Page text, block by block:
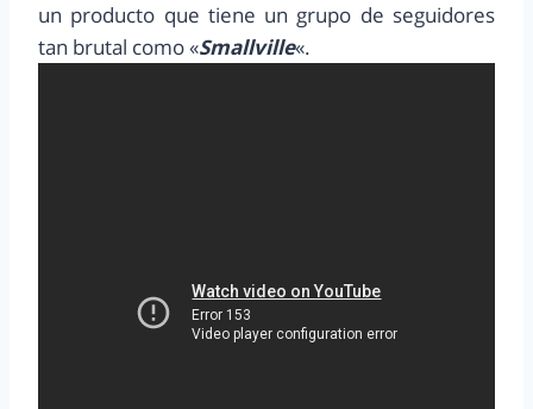
un producto que tiene un grupo de seguidores
tan brutal como «Smallville«.